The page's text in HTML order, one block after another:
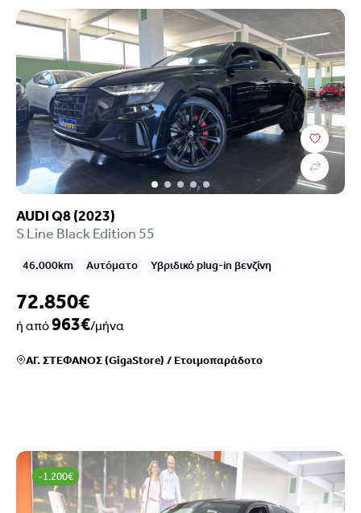
AUDI Q8 (2023)
S Line Black Edition 55
46.000km Αυτόματο Υβριδικό plug-in βενζίνη
72.850€
ή από963€/μήνα
ΑΓ. ΣΤΕΦΑΝΟΣ (GigaStore) /Ετοιμοπαράδοτο
-1.200€